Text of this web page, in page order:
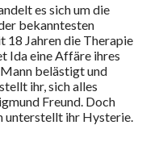
es sich um die
bekanntesten
18 Jahren die Therapie
Ida eine Affäre ihres
belästigt und
ihr, sich alles
Freund. Doch
unterstellt ihr Hysterie.